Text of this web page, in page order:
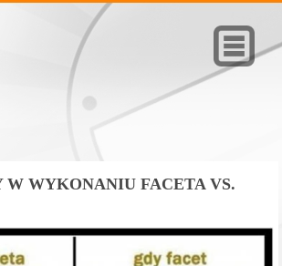
W WYKONANIU FACETA VS.